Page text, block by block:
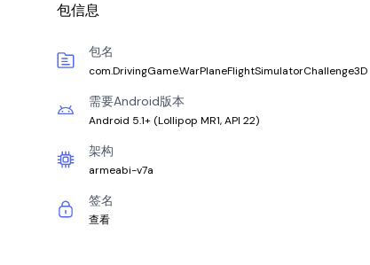
包信息
包名
com.DrivingGame.WarPlaneFlightSimulatorChallenge3D
需要Android版本
Android 5.1+ (Lollipop MR1, API 22)
架构
armeabi-v7a
签名
查看